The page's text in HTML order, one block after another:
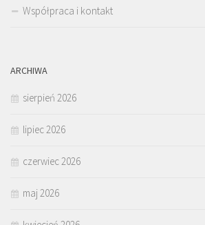
Współpraca i kontakt
ARCHIWA
sierpień 2026
lipiec 2026
czerwiec 2026
maj 2026